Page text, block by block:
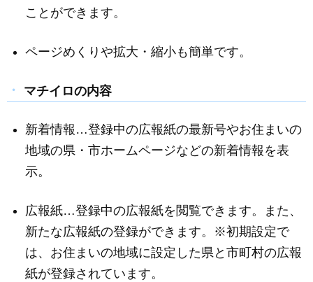
ことができます。
ページめくりや拡大・縮小も簡単です。
マチイロの内容
新着情報 …登録中の広報紙の最新号やお住まいの
地域の県・市ホームページなどの新着情報を表
示。
広報紙…登録中の広報紙を閲覧できます。また、
新たな広報紙の登録ができます。※初期設定で
は、お住まいの地域に設定した県と市町村の広報
紙が登録されています。